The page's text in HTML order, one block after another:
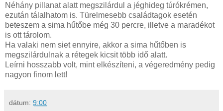
Néhány pillanat alatt megszilárdul a jéghideg túrókrémen,
ezután tálalhatom is. Türelmesebb családtagok esetén
beteszem a sima hűtőbe még 30 percre, illetve a maradékot
is ott tárolom.
Ha valaki nem siet ennyire, akkor a sima hűtőben is
megszilárdulnak a rétegek kicsit több idő alatt.
Leírni hosszabb volt, mint elkészíteni, a végeredmény pedig
nagyon finom lett!
dátum: 9:00